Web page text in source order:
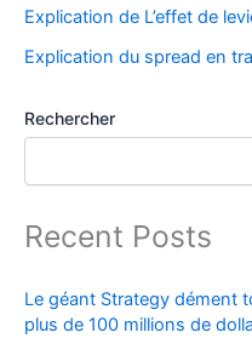
Explication de L’effet de
Explication du spread en
Rechercher
Recent Posts
Le géant Strategy dément
plus de 100 millions de